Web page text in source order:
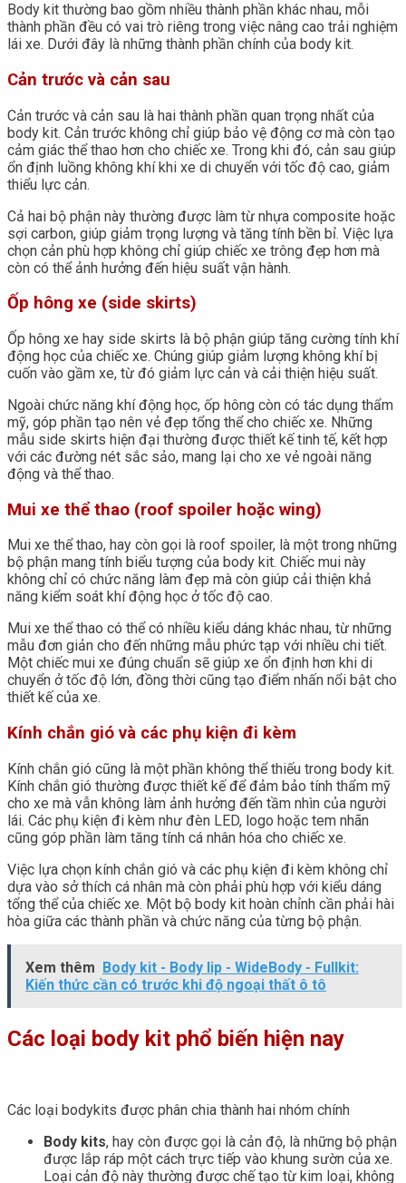
Body kit thường bao gồm nhiều thành phần khác nhau, mỗi
thành phần đều có vai trò riêng trong việc nâng cao trải nghiệm
lái xe. Dưới đây là những thành phần chính của body kit.
Cản trước và cản sau
Cản trước và cản sau là hai thành phần quan trọng nhất của
body kit. Cản trước không chỉ giúp bảo vệ động cơ mà còn tạo
cảm giác thể thao hơn cho chiếc xe. Trong khi đó, cản sau giúp
ổn định luồng không khí khi xe di chuyển với tốc độ cao, giảm
thiểu lực cản.
Cả hai bộ phận này thường được làm từ nhựa composite hoặc
sợi carbon, giúp giảm trọng lượng và tăng tính bền bỉ. Việc lựa
chọn cản phù hợp không chỉ giúp chiếc xe trông đẹp hơn mà
còn có thể ảnh hưởng đến hiệu suất vận hành.
Ốp hông xe (side skirts)
Ốp hông xe hay side skirts là bộ phận giúp tăng cường tính khí
động học của chiếc xe. Chúng giúp giảm lượng không khí bị
cuốn vào gầm xe, từ đó giảm lực cản và cải thiện hiệu suất.
Ngoài chức năng khí động học, ốp hông còn có tác dụng thẩm
mỹ, góp phần tạo nên vẻ đẹp tổng thể cho chiếc xe. Những
mẫu side skirts hiện đại thường được thiết kế tinh tế, kết hợp
với các đường nét sắc sảo, mang lại cho xe vẻ ngoài năng
động và thể thao.
Mui xe thể thao (roof spoiler hoặc wing)
Mui xe thể thao, hay còn gọi là roof spoiler, là một trong những
bộ phận mang tính biểu tượng của body kit. Chiếc mui này
không chỉ có chức năng làm đẹp mà còn giúp cải thiện khả
năng kiểm soát khí động học ở tốc độ cao.
Mui xe thể thao có thể có nhiều kiểu dáng khác nhau, từ những
mẫu đơn giản cho đến những mẫu phức tạp với nhiều chi tiết.
Một chiếc mui xe đúng chuẩn sẽ giúp xe ổn định hơn khi di
chuyển ở tốc độ lớn, đồng thời cũng tạo điểm nhấn nổi bật cho
thiết kế của xe.
Kính chắn gió và các phụ kiện đi kèm
Kính chắn gió cũng là một phần không thể thiếu trong body kit.
Kính chắn gió thường được thiết kế để đảm bảo tính thẩm mỹ
cho xe mà vẫn không làm ảnh hưởng đến tầm nhìn của người
lái. Các phụ kiện đi kèm như đèn LED, logo hoặc tem nhãn
cũng góp phần làm tăng tính cá nhân hóa cho chiếc xe.
Việc lựa chọn kính chắn gió và các phụ kiện đi kèm không chỉ
dựa vào sở thích cá nhân mà còn phải phù hợp với kiểu dáng
tổng thể của chiếc xe. Một bộ body kit hoàn chỉnh cần phải hài
hòa giữa các thành phần và chức năng của từng bộ phận.
Xem thêm Body kit - Body lip - WideBody - Fullkit:
Kiến thức cần có trước khi độ ngoại thất ô tô
Các loại body kit phổ biến hiện nay
Các loại bodykits được phân chia thành hai nhóm chính
Body kits, hay còn được gọi là cản độ, là những bộ phận
được lắp ráp một cách trực tiếp vào khung sườn của xe.
Loại cản độ này thường được chế tạo từ kim loại, không